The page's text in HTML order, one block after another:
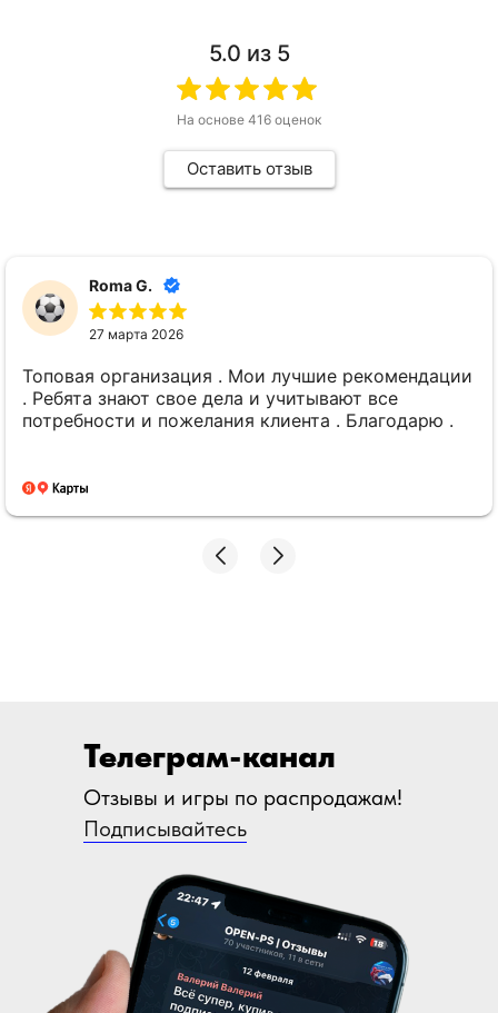
5.0 из 5
На основе 416 оценок
Оставить отзыв
Roma G.
27 марта 2026
Топовая организация . Мои лучшие рекомендации
. Ребята знают свое дела и учитывают все
потребности и пожелания клиента . Благодарю .
Телеграм-канал
Отзывы и игры по распродажам!
Подписывайтесь